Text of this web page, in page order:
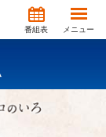
番組表 メニュー